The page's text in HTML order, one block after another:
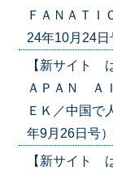
ＦＡＮＡＴＩ
24年10月24
【新サイト
ＡＰＡＮ Ａ
ＥＫ／中国で
年9月26日号
【新サイト